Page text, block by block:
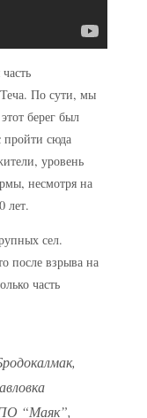
По сути, мы
берег был
пройти сюда
уровень
несмотря на
лет.
сел.
после взрыва на
часть
“Маяк”,